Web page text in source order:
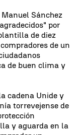
Sánchez
por
de diez
de un
de buen clima y
cadena Unide y
torrevejense de
y aguarda en la